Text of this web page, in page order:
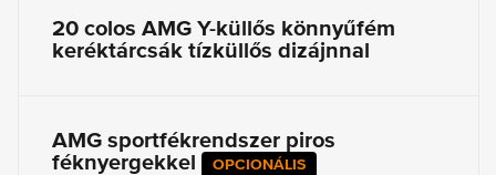
20 colos AMG Y-küllős könnyűfém
keréktárcsák tízküllős dizájnnal
AMG sportfékrendszer piros
féknyergekkel
OPCIONÁLIS